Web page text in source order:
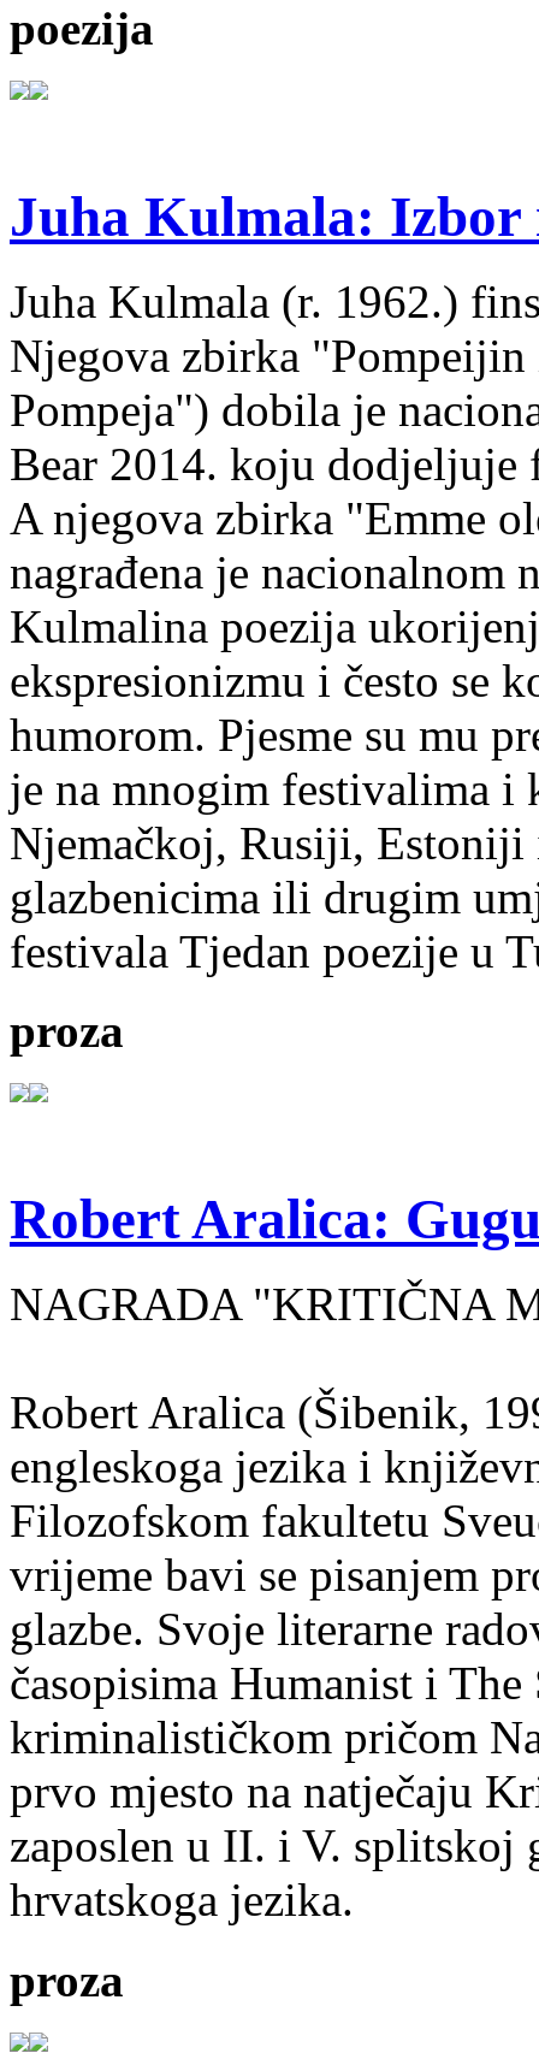
poezija
Juha Kulmala: Izbor
Juha Kulmala (r. 1962.)
Njegova zbirka
Pompeja") dobila je
Bear 2014. koju
A njegova zbirka "Emme
nagrađena je nacionalnom
Kulmalina poezija
ekspresionizmu i često se
humorom. Pjesme su mu
je na mnogim festivalima i
Njemačkoj, Rusiji, Estoniji
glazbenicima ili drugim
festivala Tjedan poezije u
proza
Robert Aralica:
NAGRADA "KRITIČNA
Robert Aralica (Šibenik,
engleskoga jezika i
Filozofskom fakultetu
vrijeme bavi se pisanjem
glazbe. Svoje literarne
časopisima Humanist i
kriminalističkom pričom
prvo mjesto na natječaju
zaposlen u II. i V. splitskoj
hrvatskoga jezika.
proza